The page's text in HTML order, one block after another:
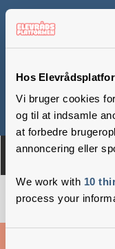
Hos
Vi bruger cookies
og til at indsamle
at forbedre
annoncering eller
We work with 10
process your
Om Medlemmer